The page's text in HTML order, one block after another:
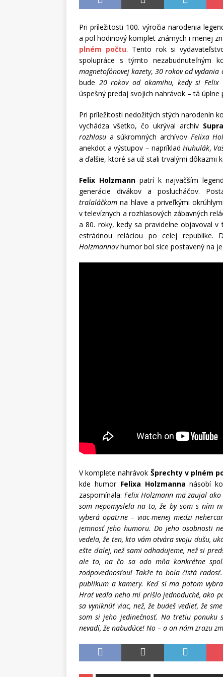
Pri príležitosti 100. výročia narodenia
a pol hodinový komplet známych i menej
plném počtu. Tento rok si
spolupráce s týmto nezabudnuteľným
magnetofónovej kazety,30 rokov od vydania
bude 20 rokov od okamihu, kedy si Felix
úspešný predaj svojich nahrávok – tá úplne
Pri príležitosti nedožitých stých narodenín
vychádza všetko, čo ukrýval archív
rozhlasu a súkromných archívov Felixa
anekdot a výstupov – napríklad Huhulák,
a ďalšie, ktoré sa už stali trvalými dôkazmi
Felix Holzmann patrí k najväčším
generácie divákov a poslucháčov.
tralaláčkom na hlave a priveľkými
v televíznych a rozhlasových zábavných
a 80. roky, kedy sa pravidelne objavoval
estrádnou reláciou po celej republike.
Holzmannovhumor bol síce postavený na
V komplete nahrávok Šprechty v plném
kde humor Felixa Holzmanna násobí
zaspomínala: Felix Holzmann ma zaujal
som nepomyslela na to, že by som s ním
vyberá opatrne – viac-menej medzi
jemnosť jeho humoru. Do jeho osobnosti
vedela, že ten, kto vám otvára svoju dušu,
ešte ďalej, než sami odhadujeme, než si
ale to, na čo sa odo mňa konkrétne
zodpovednosťou! Takže to bola čistá
publikum a kamery. Keď si ma potom
Hrať vedľa neho mi prišlo jednoduché, ako
sa vyniknúť viac, než, že budeš vedieť, že
som si jeho jedinečnosť. Na tretiu ponuku
nevadí, že nabudúce! No – a on nám zrazu